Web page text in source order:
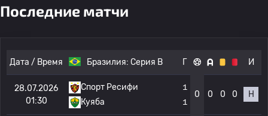
Последние матчи
Дата / Время Бразилия: Серия B Г И
28.07.2026
01:30
Спорт Ресифи
Куяба
1
1
0 0 0 0 Н